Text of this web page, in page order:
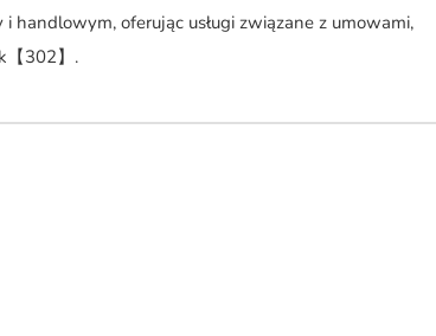
handlowym, oferując usługi związane z umowami,
【302】.